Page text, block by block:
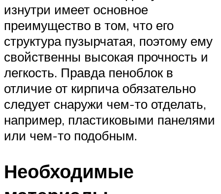
изнутри имеет основное
преимущество в том, что его
структура пузырчатая, поэтому ему
свойственны высокая прочность и
легкость. Правда пеноблок в
отличие от кирпича обязательно
следует снаружи чем-то отделать,
например, пластиковыми панелями
или чем-то подобным.
Необходимые